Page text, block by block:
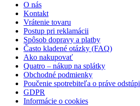
O nás
Kontakt
Vrátenie tovaru
Postup pri reklamácii
Spôsob dopravy a platby
Často kladené otázky (FAQ)
Ako nakupovať
Quatro – nákup na splátky
Obchodné podmienky
Poučenie spotrebiteľa o práve
GDPR
Informácie o cookies